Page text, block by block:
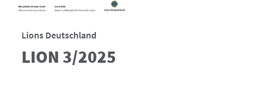
Lions Deutschland
LION 3/2025